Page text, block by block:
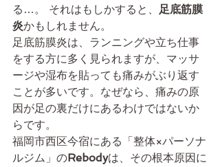
る…。 それはもしかすると、 足底筋膜
炎かもしれません。
足底筋膜炎は、ランニングや立ち仕事
をする方に多く見られますが、マッサ
ージや湿布を貼っても痛みがぶり返す
ことが多いです。なぜなら、痛みの原
因が足の裏だけにあるわけではないか
らです。
福岡市西区今宿にある「整体×パーソナ
ルジム」のRebodyは、その根本原因に